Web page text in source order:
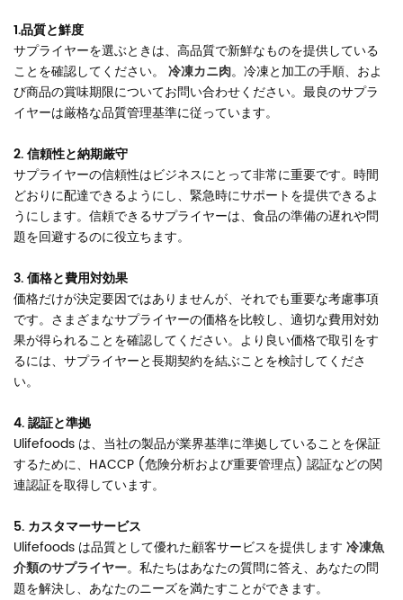
1.品質と鮮度
サプライヤーを選ぶときは、高品質で新鮮なものを提供している
ことを確認してください。 冷凍カニ肉。冷凍と加工の手順、およ
び商品の賞味期限についてお問い合わせください。最良のサプラ
イヤーは厳格な品質管理基準に従っています。
2. 信頼性と納期厳守
サプライヤーの信頼性はビジネスにとって非常に重要です。時間
どおりに配達できるようにし、緊急時にサポートを提供できるよ
うにします。信頼できるサプライヤーは、食品の準備の遅れや問
題を回避するのに役立ちます。
3. 価格と費用対効果
価格だけが決定要因ではありませんが、それでも重要な考慮事項
です。さまざまなサプライヤーの価格を比較し、適切な費用対効
果が得られることを確認してください。より良い価格で取引をす
るには、サプライヤーと長期契約を結ぶことを検討してくださ
い。
4. 認証と準拠
Ulifefoods は、当社の製品が業界基準に準拠していることを保証
するために、HACCP (危険分析および重要管理点) 認証などの関
連認証を取得しています。
5. カスタマーサービス
Ulifefoods は品質として優れた顧客サービスを提供します 冷凍魚
介類のサプライヤー。私たちはあなたの質問に答え、あなたの問
題を解決し、あなたのニーズを満たすことができます。